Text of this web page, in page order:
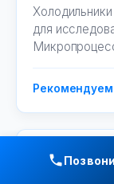
для
Для